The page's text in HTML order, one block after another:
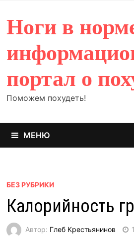
содержимому
Ноги в
портал о
Поможем похудеть!
МЕНЮ
БЕЗ РУБРИКИ
Калорийность
Автор: Глеб Крестьянинов